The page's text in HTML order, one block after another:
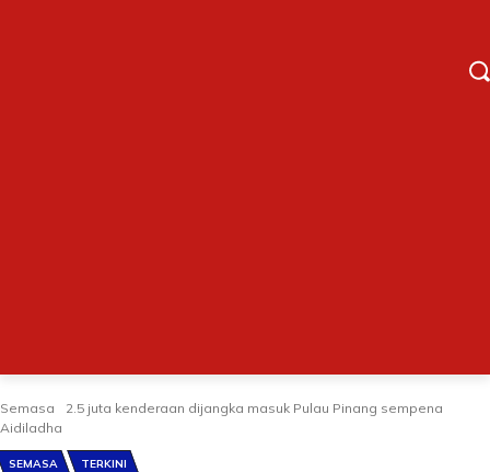
Semasa
2.5 juta kenderaan dijangka masuk Pulau Pinang sempena
Aidiladha
SEMASA TERKINI